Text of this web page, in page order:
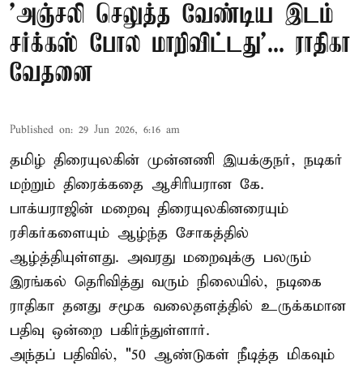
'அஞ்சலி செலுத்த வேண்டிய இடம்
சர்க்கஸ் போல மாறிவிட்டது'... ராதிகா
வேதனை
Published on: 29 Jun 2026, 6:16 am
தமிழ் திரையுலகின் முன்னணி இயக்குநர், நடிகர்
மற்றும் திரைக்கதை ஆசிரியரான கே.
பாக்யராஜின் மறைவு திரையுலகினரையும்
ரசிகர்களையும் ஆழ்ந்த சோகத்தில்
ஆழ்த்தியுள்ளது. அவரது மறைவுக்கு பலரும்
இரங்கல் தெரிவித்து வரும் நிலையில், நடிகை
ராதிகா தனது சமூக வலைதளத்தில் உருக்கமான
பதிவு ஒன்றை பகிர்ந்துள்ளார்.
அந்தப் பதிவில், "50 ஆண்டுகள் நீடித்த மிகவும்